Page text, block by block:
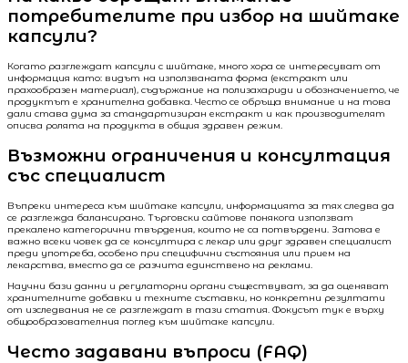
потребителите при избор на шийтаке
капсули?
Когато разглеждат капсули с шийтаке, много хора се интересуват от
информация като: видът на използваната форма (екстракт или
прахообразен материал), съдържание на полизахариди и обозначението, че
продуктът е хранителна добавка. Често се обръща внимание и на това
дали става дума за стандартизиран екстракт и как производителят
описва ролята на продукта в общия здравен режим.
Възможни ограничения и консултация
със специалист
Въпреки интереса към шийтаке капсули, информацията за тях следва да
се разглежда балансирано. Търговски сайтове понякога използват
прекалено категорични твърдения, които не са потвърдени. Затова е
важно всеки човек да се консултира с лекар или друг здравен специалист
преди употреба, особено при специфични състояния или прием на
лекарства, вместо да се разчита единствено на реклами.
Научни бази данни и регулаторни органи съществуват, за да оценяват
хранителните добавки и техните съставки, но конкретни резултати
от изследвания не се разглеждат в тази статия. Фокусът тук е върху
общообразователния поглед към шийтаке капсули.
Често задавани въпроси (FAQ)